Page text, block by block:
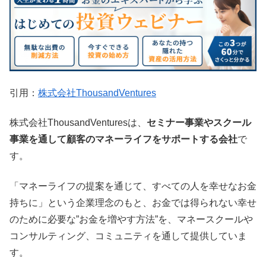
引用： 株式会社ThousandVentures
株式会社ThousandVenturesは、 セミナー事業やスクール
事業を通して顧客のマネーライフをサポートする会社で
す。
「マネーライフの提案を通じて、すべての人を幸せなお金
持ちに」という企業理念のもと、お金では得られない幸せ
のために必要な”お金を増やす方法”を、マネースクールや
コンサルティング、コミュニティを通して提供していま
す。